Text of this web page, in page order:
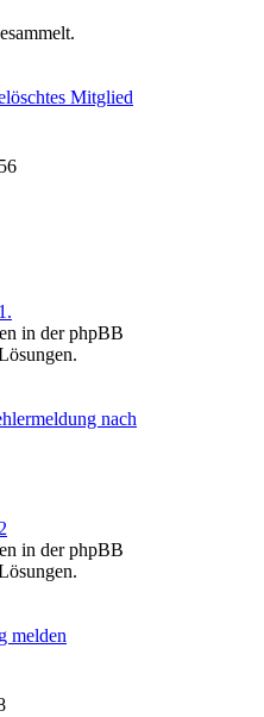
Mitglied
in der phpBB
nach
in der phpBB
melden